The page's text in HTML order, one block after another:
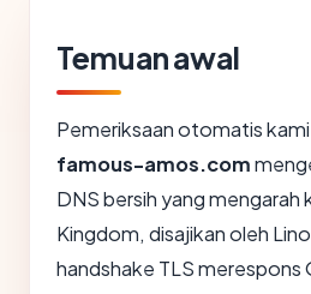
Temuan awal
Pemeriksaan otomatis
famous-amos.com
DNS bersih yang mengarah
Kingdom, disajikan oleh
handshake TLS merespons